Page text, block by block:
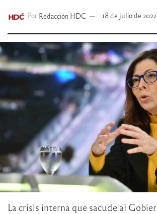
Por Redacción HDC 18 de julio de 2022
La crisis interna que sacude al